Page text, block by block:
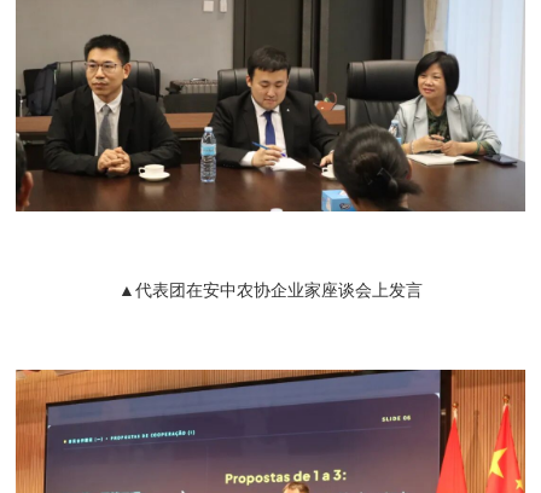
▲代表团在安中农协企业家座谈会上发言